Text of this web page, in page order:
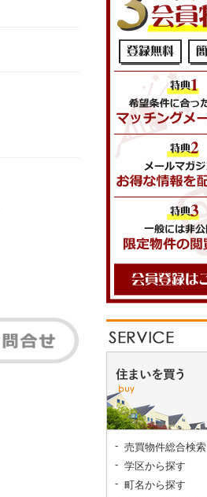
売買物件総合検索
学区から探す
町名から探す